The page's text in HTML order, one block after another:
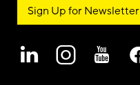
Sign Up for Newsletter